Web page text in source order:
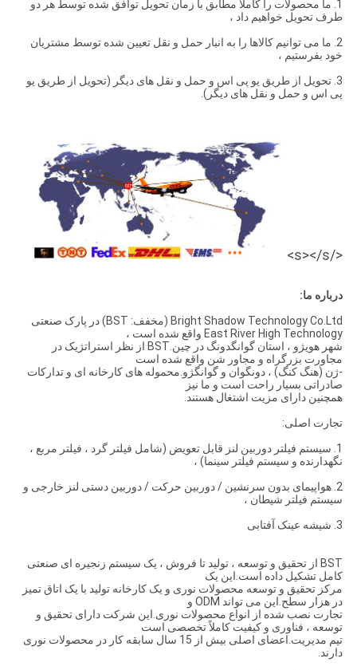
1. ما محصولات را کاملا مطابق با زمان تحویل توافق شده توسط هر دو
طرف تحویل خواهیم داد ،
2. ما می توانیم کالاها را به انبار حمل و نقل تعیین شده توسط مشتریان
خود بفرستیم ،
3. تحویل از طریق یو پی اس و حمل و نقل های دیگر (تحویل از طریق یو
پی اس و حمل و نقل های دیگر).
</s></s>
درباره ما:
Bright Shadow Technology Co.Ltd (مخفف: BST) در پارک صنعتی
East River High Technology واقع شده است ،
شهر هویژو ، استان گوانگدونگ در چین.BST از نظر استراتژیک در
مجاورت بزرگراه و مجاور شن واقع شده است
-ژن (هنگ کنگ) ، دونگوان و گوانگژو.محموله های کارخانه ای و تدارکات
صادراتی بسیار راحت است و ما نیز
همچنین دارای مزیت اشتغال هستند.
تجارت اصلی:
1. سیستم فیلتر دوربین لنز قابل تعویض (شامل فیلتر گرد ، فیلتر مربع ،
نگهدارنده و سیستم فیلتر سینما) ،
2. هواپیمای بدون سرنشین / دوربین حرکت / دوربین دستی لنز خارجی و
سیستم فیلتر شیطان ،
3. شیشه عینک آفتابی
BST از تحقیق و توسعه ، تولید تا فروش ، یک سیستم زنجیره ای صنعتی
کامل تشکیل داده است.این یک
مرکز تحقیق و توسعه محصولات نوری و یک کارخانه تولید با یک اتاق تمیز
در هزار سطح.این می تواند ODM و
تجارت نصب شده از انواع محصولات نوری.این شرکت دارای تحقیق و
توسعه ، فناوری و کیفیت کاملاً تخصصی است
تیم مدیریت.اعضای اصلی بیش از 15 سال سابقه کار در محصولات نوری
دارند.